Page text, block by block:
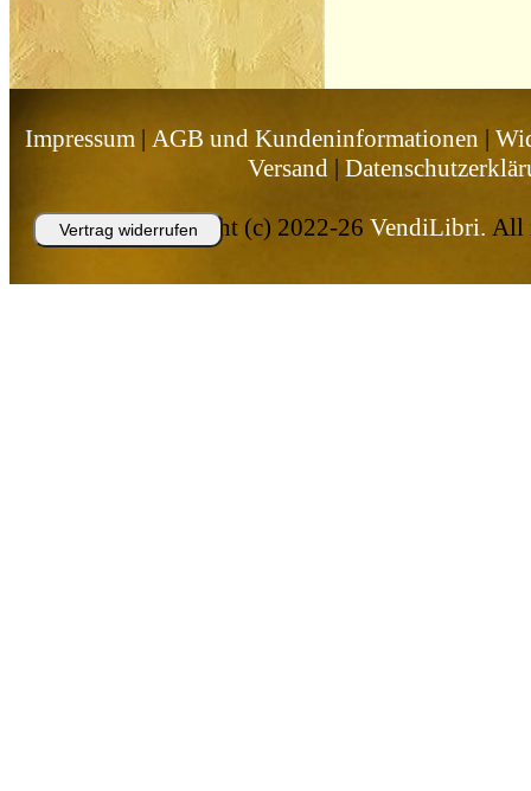
Impressum | AGB und Kundeninformationen |
Versand|
Copyright (c) 2022-26 VendiLibri. All
Vertrag widerrufen